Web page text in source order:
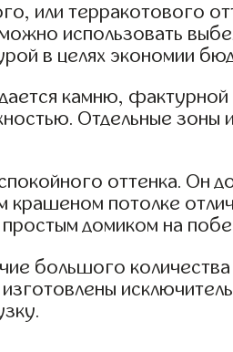
или терракотового
использовать
в целях экономии
камню, фактурной
Отдельные зоны
оттенка. Он
крашеном потолке
домиком на
большого количества